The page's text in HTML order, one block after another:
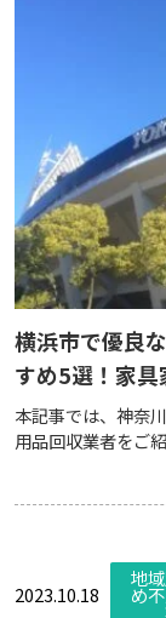
横浜市で優良
すめ5選！家
本記事では、神奈
用品回収業者をご
2023.10.18
地
め